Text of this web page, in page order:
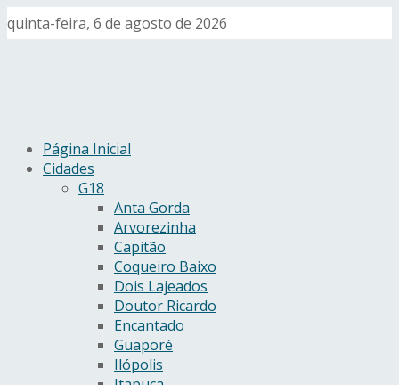
quinta-feira, 6 de agosto de 2026
Página Inicial
Cidades
G18
Anta Gorda
Arvorezinha
Capitão
Coqueiro Baixo
Dois Lajeados
Doutor Ricardo
Encantado
Guaporé
Ilópolis